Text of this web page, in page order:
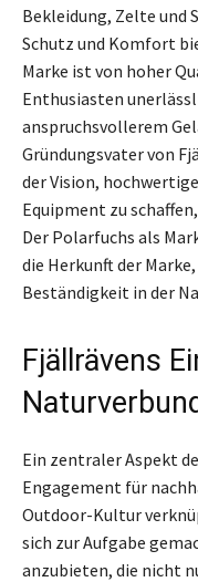
Bekleidung, Zelte und
Schutz und Komfort
Marke ist von hoher
Enthusiasten
anspruchsvollerem
Gründungsvater von
der Vision,
Equipment zu
Der Polarfuchs als
die Herkunft der
Beständigkeit in der
Fjällrävens
Ein zentraler Aspekt
Engagement für
Outdoor-Kultur
sich zur Aufgabe
anzubieten, die nicht